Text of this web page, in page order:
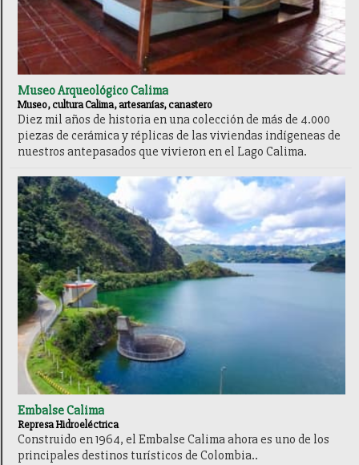
Museo Arqueológico Calima
Museo, cultura Calima, artesanías, canastero
Diez mil años de historia en una colección de más de 4.000
piezas de cerámica y réplicas de las viviendas indígeneas de
nuestros antepasados que vivieron en el Lago Calima.
Embalse Calima
Represa Hidroeléctrica
Construido en 1964, el Embalse Calima ahora es uno de los
principales destinos turísticos de Colombia..